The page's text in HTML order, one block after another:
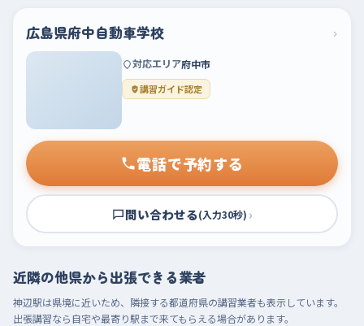
広島県府中自動車学校 ›
対応エリア府中市
講習ガイド認定
電話で予約する
問い合わせる(入力30秒) ›
近隣の他県から出張できる業者
神辺駅は県境に近いため、隣接する都道府県の講習業者も表示しています。
出張講習なら自宅や最寄り駅まで来てもらえる場合があります。